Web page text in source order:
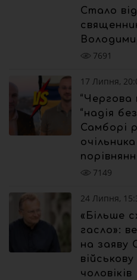
Стало
7691
17 Липня,
“Чергова
“надія
Самборі
7149
24 Липня,
«Більше
гасло»:
на заяву
чоловіків